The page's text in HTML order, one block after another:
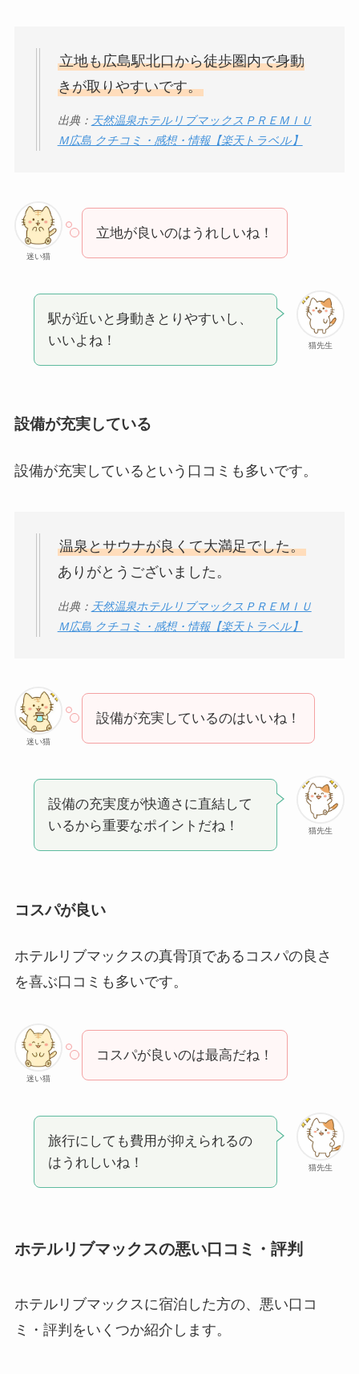
立地も広島駅北口から徒歩圏内で身動
きが取りやすいです。
出典： 天然温泉ホテルリブマックスＰＲＥＭＩＵ
Ｍ広島 クチコミ・感想・情報【楽天トラベル】
迷い猫
立地が良いのはうれしいね！
猫先生
駅が近いと身動きとりやすいし、
いいよね！
設備が充実している
設備が充実しているという口コミも多いです。
温泉とサウナが良くて大満足でした。
ありがとうございました。
出典： 天然温泉ホテルリブマックスＰＲＥＭＩＵ
Ｍ広島 クチコミ・感想・情報【楽天トラベル】
迷い猫
設備が充実しているのはいいね！
猫先生
設備の充実度が快適さに直結して
いるから重要なポイントだね！
コスパが良い
ホテルリブマックスの真骨頂であるコスパの良さ
を喜ぶ口コミも多いです。
迷い猫
コスパが良いのは最高だね！
猫先生
旅行にしても費用が抑えられるの
はうれしいね！
ホテルリブマックスの悪い口コミ・評判
ホテルリブマックスに宿泊した方の、悪い口コ
ミ・評判をいくつか紹介します。